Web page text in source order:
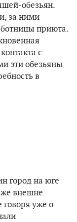
обезьян.
за ними
приюта.
с
эти обезьяны
в
город на юге
внешне
говоря уже о